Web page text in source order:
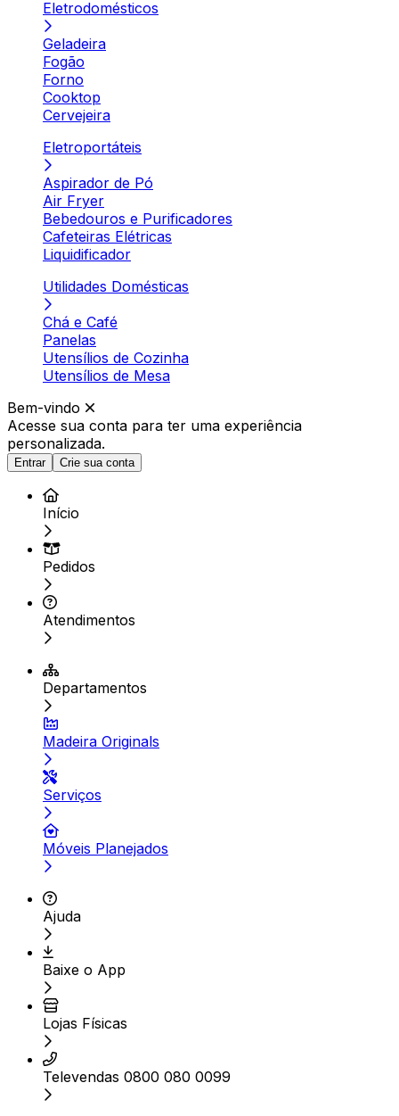
Eletrodomésticos
Geladeira
Fogão
Forno
Cooktop
Cervejeira
Eletroportáteis
Aspirador de Pó
Air Fryer
Bebedouros e Purificadores
Cafeteiras Elétricas
Liquidificador
Utilidades Domésticas
Chá e Café
Panelas
Utensílios de Cozinha
Utensílios de Mesa
Bem-vindo
Acesse sua conta para ter uma experiência
personalizada.
Entrar Crie sua conta
Início
Pedidos
Atendimentos
Departamentos
Madeira Originals
Serviços
Móveis Planejados
Ajuda
Baixe o App
Lojas Físicas
Televendas 0800 080 0099